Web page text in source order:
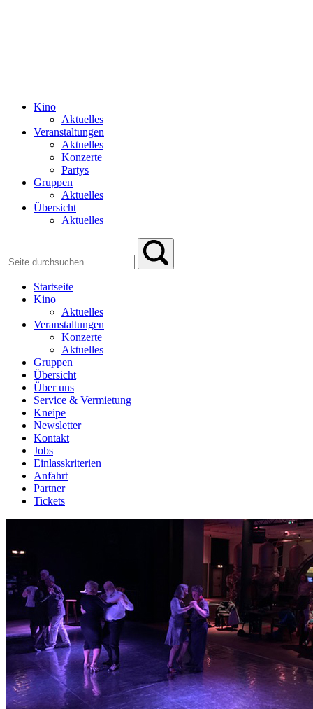
Kino
Aktuelles
Veranstaltungen
Aktuelles
Konzerte
Partys
Gruppen
Aktuelles
Übersicht
Aktuelles
Startseite
Kino
Aktuelles
Veranstaltungen
Konzerte
Aktuelles
Gruppen
Übersicht
Über uns
Service & Vermietung
Kneipe
Newsletter
Kontakt
Jobs
Einlasskriterien
Anfahrt
Partner
Tickets